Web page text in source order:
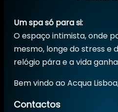
Um spa só para si:
O espaço intimista, onde
mesmo, longe do stress e
relógio pára e a vida
Bem vindo ao Acqua
Contactos